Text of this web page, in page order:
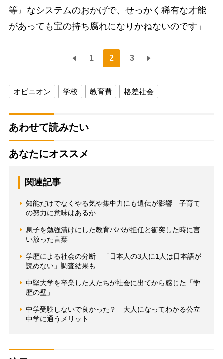
等』なシステムのおかげで、せっかく稀有な才能
があっても宝の持ち腐れになりかねないのです」
1 2 3
オピニオン 学校 教育費 格差社会
あわせて読みたい
あなたにオススメ
関連記事
知能だけでなくやる気や集中力にも遺伝が影響 子育て
の努力に意味はあるか
息子を勉強漬けにした教育パパが担任と衝突した時に言
い放った言葉
学歴による社会の分断 「日本人の3人に1人は日本語が
読めない」調査結果も
中堅大学を卒業した人たちが社会に出てから感じた「学
歴の壁」
中学受験しないで良かった？ 大人になってわかる公立
中学に通うメリット